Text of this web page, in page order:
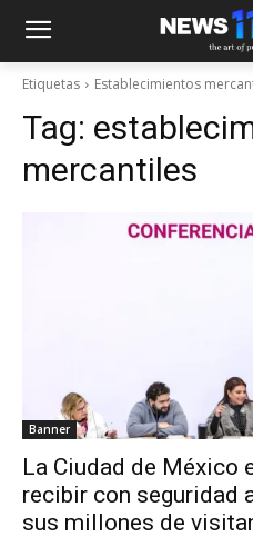
Etiquetas Establecimientos
Tag:
mercantiles
Banner
La Ciudad de México
recibir con seguridad
sus millones de